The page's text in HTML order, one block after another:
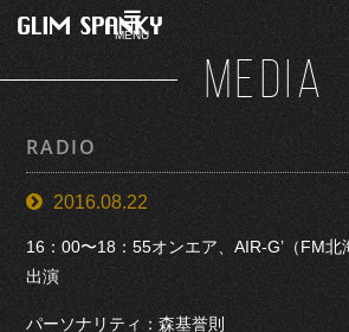
MENU
MEDIA
RADIO
2016.08.22
16：00〜18：55オンエア、AIR-G’（FM北
出演
パーソナリティ：森基誉則